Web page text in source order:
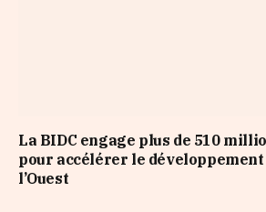
La BIDC engage plus de 510
pour accélérer le
l’Ouest